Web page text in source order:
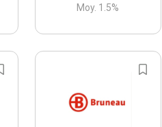
Moy. 1.5%